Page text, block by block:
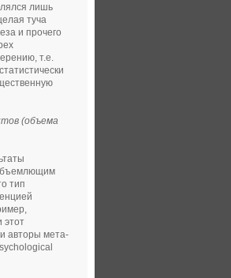
лишь
туча
и прочего
т.е.
(объема
тип
этот
авторы мета-